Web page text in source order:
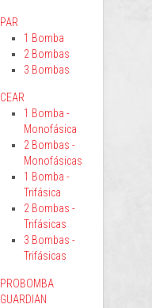
PAR
1 Bomba
2 Bombas
3 Bombas
CEAR
1 Bomba -
Monofásica
2 Bombas -
Monofásicas
1 Bomba -
Trifásica
2 Bombas -
Trifásicas
3 Bombas -
Trifásicas
PROBOMBA
GUARDIAN